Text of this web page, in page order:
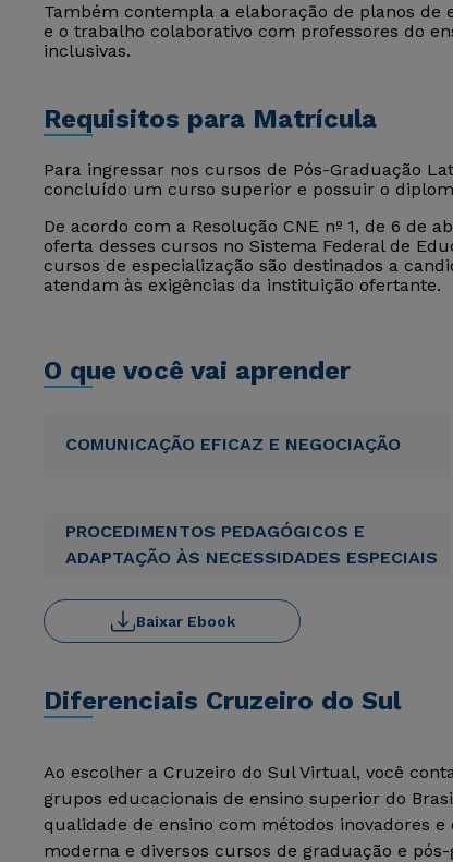
Também contempla a elaboração de planos
e o trabalho colaborativo com professores do
inclusivas.
Requisitos para Matrícula
Para ingressar nos cursos de Pós-Graduação
concluído um curso superior e possuir o
De acordo com a Resolução CNE nº 1, de 6 de
oferta desses cursos no Sistema Federal de
cursos de especialização são destinados a
atendam às exigências da instituição ofertante.
O que você vai aprender
COMUNICAÇÃO EFICAZ E NEGOCIAÇÃO
PROCEDIMENTOS PEDAGÓGICOS E
ADAPTAÇÃO ÀS NECESSIDADES ESPECIAIS
Baixar Ebook
Diferenciais Cruzeiro do Sul
Ao escolher a Cruzeiro do Sul Virtual, você
grupos educacionais de ensino superior do
qualidade de ensino com métodos inovadores
moderna e diversos cursos de graduação e